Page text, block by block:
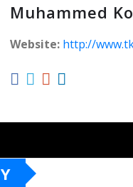
Muhammed
Website: http://